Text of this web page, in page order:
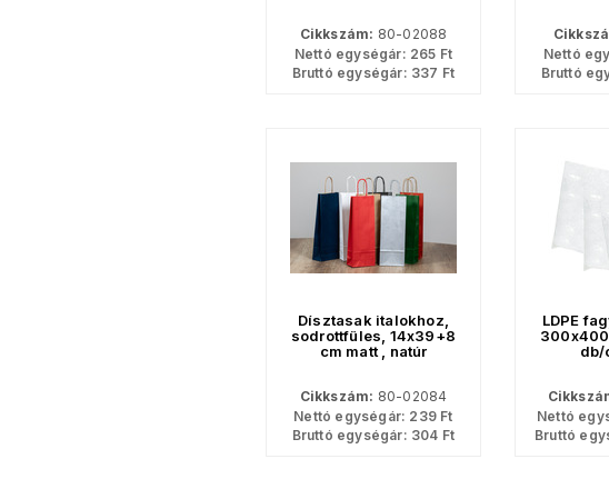
Cikkszám: 80-02088
Nettó egységár: 265 Ft
Bruttó egységár: 337 Ft
Nettó
Bruttó
Dísztasak italokhoz,
sodrottfüles, 14x39+8
cm matt , natúr
Cikkszám: 80-02084
Nettó egységár: 239 Ft
Bruttó egységár: 304 Ft
LDPE
db/
Nettó
Bruttó